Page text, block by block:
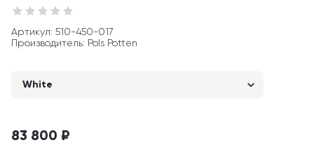
Артикул: 510-450-017
Производитель: Pols Potten
White
83 800 ₽